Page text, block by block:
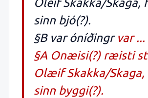
Óleif Skakka/Skaga,
sinn bjó(?).
§B var óníðingr var...
§A Onæisi(?) ræisti
Olæif Skakka/
sinn byggi(?).